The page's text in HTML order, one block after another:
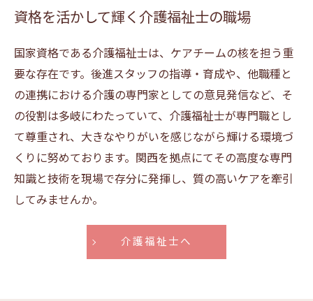
資格を活かして輝く介護福祉士の職場
国家資格である介護福祉士は、ケアチームの核を担う重
要な存在です。後進スタッフの指導・育成や、他職種と
の連携における介護の専門家としての意見発信など、そ
の役割は多岐にわたっていて、介護福祉士が専門職とし
て尊重され、大きなやりがいを感じながら輝ける環境づ
くりに努めております。関西を拠点にてその高度な専門
知識と技術を現場で存分に発揮し、質の高いケアを牽引
してみませんか。
介護福祉士へ